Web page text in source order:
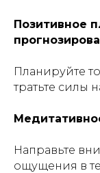
Позитивное
Планируйте
тратьте силы
Направьте
ощущения в